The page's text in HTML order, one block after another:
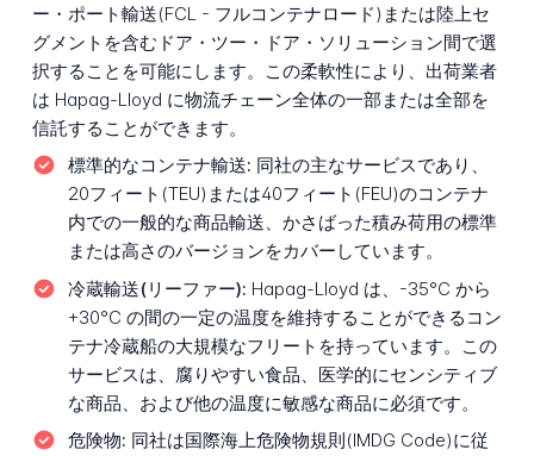
ー・ポート輸送(FCL - フルコンテナロード)または陸上セ
グメントを含むドア・ツー・ドア・ソリューション間で選
択することを可能にします。この柔軟性により、出荷業者
は Hapag-Lloyd に物流チェーン全体の一部または全部を
信託することができます。
標準的なコンテナ輸送: 同社の主なサービスであり、
20フィート(TEU)または40フィート(FEU)のコンテナ
内での一般的な商品輸送、かさばった積み荷用の標準
または高さのバージョンをカバーしています。
冷蔵輸送(リーファー): Hapag-Lloyd は、-35°C から
+30°C の間の一定の温度を維持することができるコン
テナ冷蔵船の大規模なフリートを持っています。この
サービスは、腐りやすい食品、医学的にセンシティブ
な商品、および他の温度に敏感な商品に必須です。
危険物: 同社は国際海上危険物規則(IMDG Code)に従